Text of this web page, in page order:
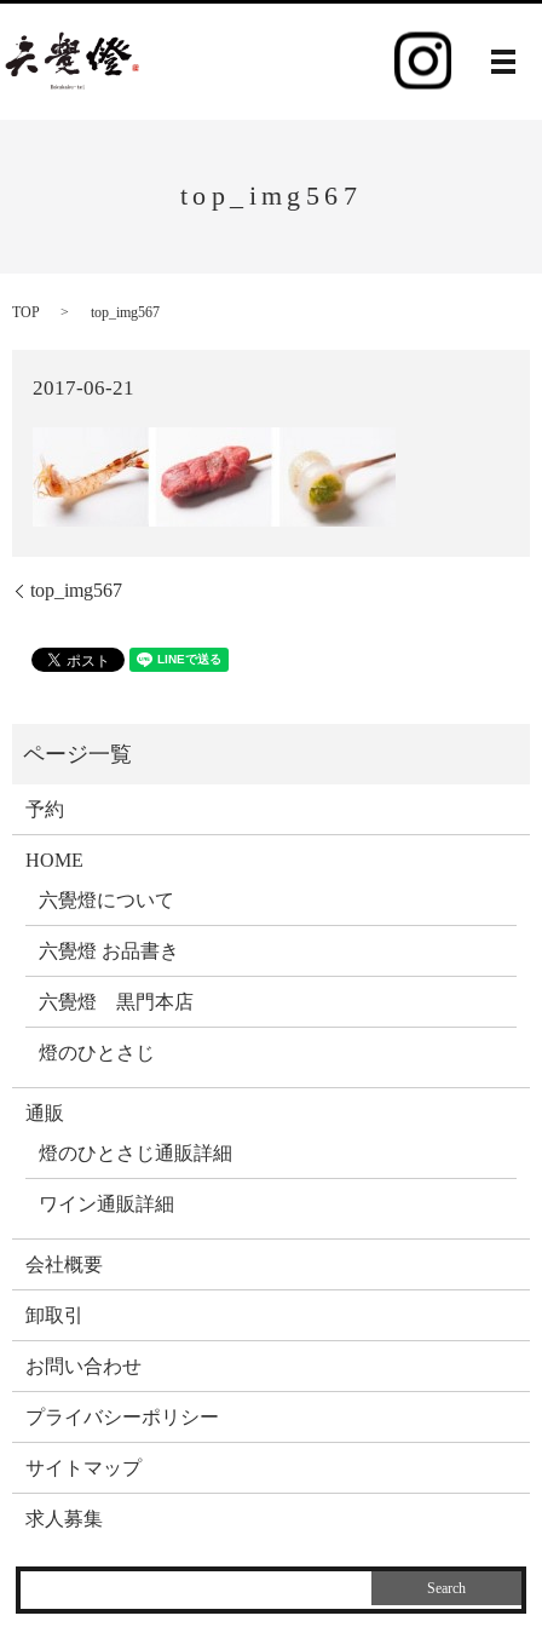
メ
top_img567
TOP top_img567
2017-06-21
top_img567
予約
HOME
六覺燈について
六覺燈 お品書き
六覺燈 黒門本店
燈のひとさじ
通販
燈のひとさじ通販詳細
ワイン通販詳細
会社概要
卸取引
お問い合わせ
プライバシーポリシー
サイトマップ
求人募集